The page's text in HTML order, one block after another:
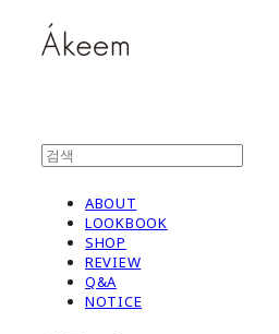
ABOUT
LOOKBOOK
SHOP
REVIEW
Q&A
NOTICE